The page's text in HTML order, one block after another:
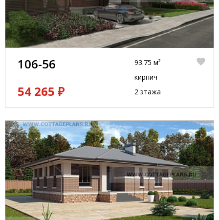
106-56
54 265 ₽
93.75 м²
кирпич
2 этажа